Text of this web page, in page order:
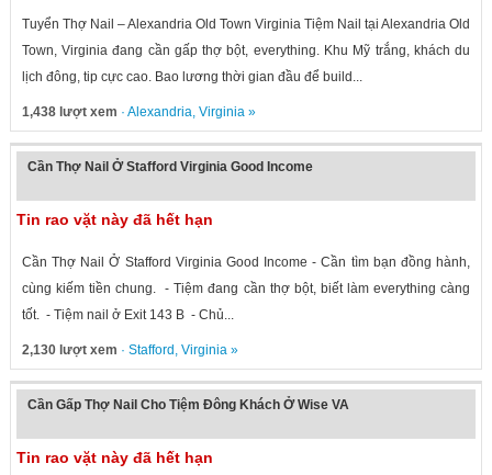
Tuyển Thợ Nail – Alexandria Old Town Virginia Tiệm Nail tại Alexandria Old
Town, Virginia đang cần gấp thợ bột, everything. Khu Mỹ trắng, khách du
lịch đông, tip cực cao. Bao lương thời gian đầu để build...
1,438 lượt xem · Alexandria, Virginia»
Cần Thợ Nail Ở Stafford Virginia Good Income
Tin rao vặt này đã hết hạn
Cần Thợ Nail Ở Stafford Virginia Good Income - Cần tìm bạn đồng hành,
cùng kiếm tiền chung. - Tiệm đang cần thợ bột, biết làm everything càng
tốt. - Tiệm nail ở Exit 143 B - Chủ...
2,130 lượt xem · Stafford , Virginia»
Cần Gấp Thợ Nail Cho Tiệm Đông Khách Ở Wise VA
Tin rao vặt này đã hết hạn